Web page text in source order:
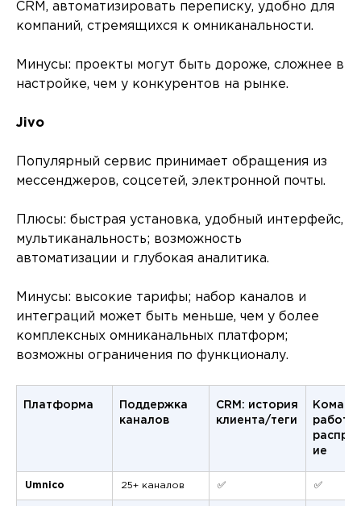
CRM, автоматизировать переписку, удобно для
компаний, стремящихся к омниканальности.
Минусы: проекты могут быть дороже, сложнее в
настройке, чем у конкурентов на рынке.
Jivo
Популярный сервис принимает обращения из
мессенджеров, соцсетей, электронной почты.
Плюсы: быстрая установка, удобный интерфейс,
мультиканальность; возможность
автоматизации и глубокая аналитика.
Минусы: высокие тарифы; набор каналов и
интеграций может быть меньше, чем у более
комплексных омниканальных платформ;
возможны ограничения по функционалу.
Платформа
Поддержка
каналов
CRM: история
клиента/теги
работа
ие
Umnico 25+ каналов ✅ ✅